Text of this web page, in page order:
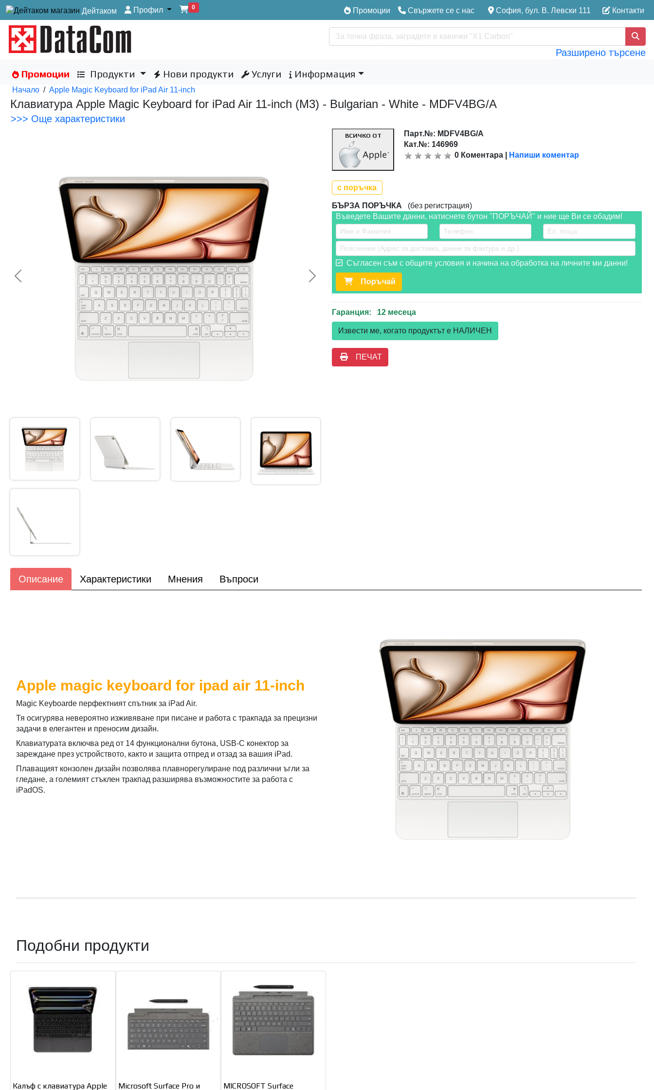
Дейтаком Профил 0 Промоции Свържете се с нас София, бул. В. Левски 111 Контакти
Разширено търсене
Промоции Продукти Нови продукти Услуги Информация
Начало / Apple Magic Keyboard for iPad Air 11-inch
Клавиатура Apple Magic Keyboard for iPad Air 11-inch (M3) - Bulgarian - White - MDFV4BG/A
>>> Още характеристики
<< Предишна Следваща >>
ВСИЧКО ОТ Парт.№: MDFV4BG/A
Кат.№: 146969
0 Коментара Напиши коментар
с поръчка
БЪРЗА ПОРЪЧКА (без регистрация)
Въведете Вашите данни, натиснете бутон "ПОРЪЧАЙ" и ние ще Ви се обадим!
Съгласен съм с общите условия и начина на обработка на личните ми данни!
Поръчай
Гаранция: 12 месеца
Извести ме, когато продуктът е НАЛИЧЕН
ПЕЧАТ
Описание Характеристики Мнения Въпроси
Apple magic keyboard for ipad air 11-inch
Magic Keyboardе перфектният спътник за iPad Air.
Тя осигурява невероятно изживяване при писане и работа с тракпада за прецизни
задачи в елегантен и преносим дизайн.
Клавиатурата включва ред от 14 функционални бутона, USB-C конектор за
зареждане през устройството, както и защита отпред и отзад за вашия iPad.
Плаващият конзолен дизайн позволява плавнорегулиране под различни ъгли за
гледане, а големият стъклен тракпад разширява възможностите за работа с
iPadOS.
Подобни продукти
Калъф с клавиатура Apple
Microsoft Surface Pro и
MICROSOFT Surface